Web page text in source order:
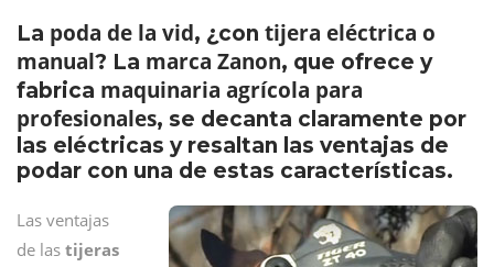
La poda de la vid, ¿con tijera eléctrica o
manual? La marca Zanon, que ofrece y
fabrica maquinaria agrícola para
profesionales, se decanta claramente por
las eléctricas y resaltan las ventajas de
podar con una de estas características.
Las ventajas
de las tijeras